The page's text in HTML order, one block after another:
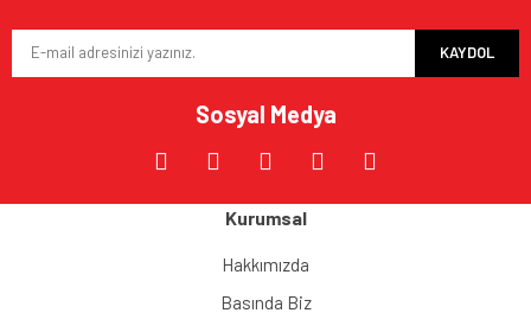
KAYDOL
Sosyal Medya
Kurumsal
Hakkımızda
Basında Biz